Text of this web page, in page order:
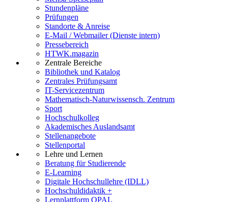
Stundenpläne
Prüfungen
Standorte & Anreise
E-Mail / Webmailer (Dienste intern)
Pressebereich
HTWK.magazin
Zentrale Bereiche
Bibliothek und Katalog
Zentrales Prüfungsamt
IT-Servicezentrum
Mathematisch-Naturwissensch. Zentrum
Sport
Hochschulkolleg
Akademisches Auslandsamt
Stellenangebote
Stellenportal
Lehre und Lernen
Beratung für Studierende
E-Learning
Digitale Hochschullehre (IDLL)
Hochschuldidaktik +
Lernplattform OPAL